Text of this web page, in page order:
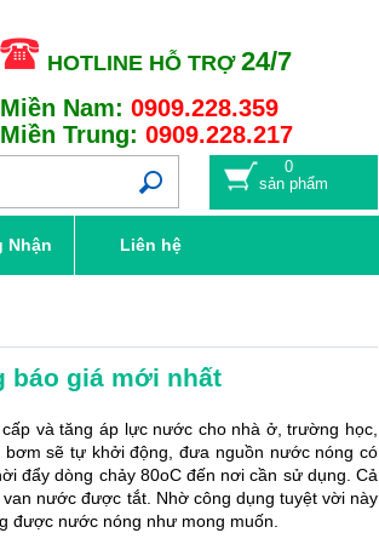
HOTLINE HỖ TRỢ24/7
Miền Nam: 0909.228.359
Miền Trung: 0909.228.217
0
sản phẩm
Nhận Liên hệ
báo giá mới nhất
và tăng áp lực nước cho nhà ở, trường học,
sẽ tự khởi động, đưa nguồn nước nóng có
đẩy dòng chảy 80oC đến nơi cần sử dụng. Cả
nước được tắt. Nhờ công dụng tuyệt vời này
được nước nóng như mong muốn.